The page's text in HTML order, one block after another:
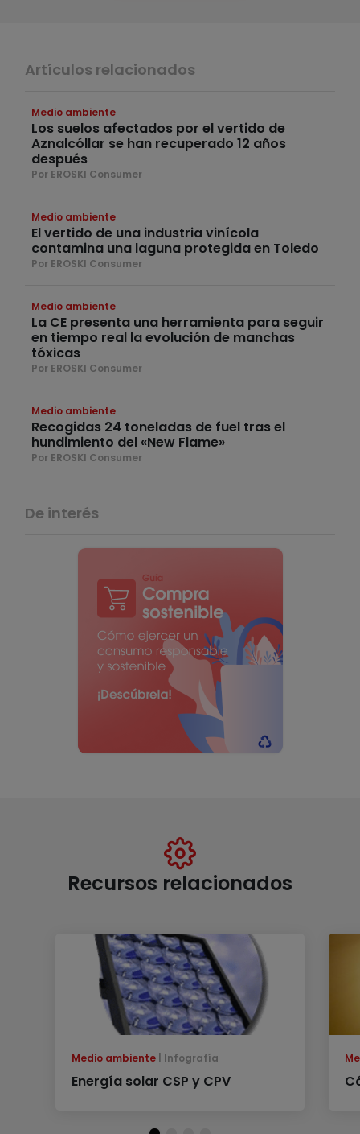
Artículos relacionados
Medio ambiente
Los suelos afectados por el vertido de
Aznalcóllar se han recuperado 12 años
después
Por EROSKI Consumer
Medio ambiente
El vertido de una industria vinícola
contamina una laguna protegida en Toledo
Por EROSKI Consumer
Medio ambiente
La CE presenta una herramienta para seguir
en tiempo real la evolución de manchas
tóxicas
Por EROSKI Consumer
Medio ambiente
Recogidas 24 toneladas de fuel tras el
hundimiento del «New Flame»
Por EROSKI Consumer
De interés
Recursos relacionados
Medio ambiente Infografía
Energía solar CSP y CPV